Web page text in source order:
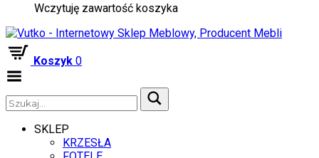
Wczytuję zawartość koszyka
Koszyk 0
SKLEP
KRZESŁA